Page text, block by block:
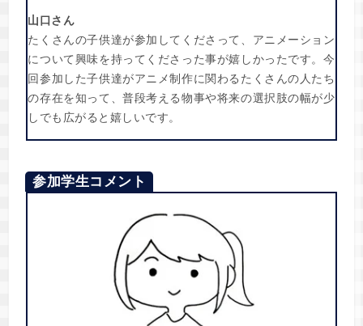
山口さん
たくさんの子供達が参加してくださって、アニメーション
について興味を持ってくださった事が嬉しかったです。今
回参加した子供達がアニメ制作に関わるたくさんの人たち
の存在を知って、普段考える物事や将来の選択肢の幅が少
しでも広がると嬉しいです。
参加学生コメント